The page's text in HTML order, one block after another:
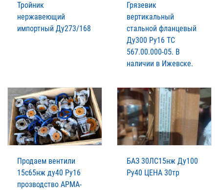
Тройник
нержавеющий
импортный Ду273/168
Грязевик
вертикальный
стальной фланцевый
Ду300 Ру16 ТС
567.00.000-05. В
наличии в Ижевске.
Продаем вентили
15с65нж ду40 Ру16
прозводство АРМА-
БАЗ 30ЛС15нж Ду100
Ру40 ЦЕНА 30тр